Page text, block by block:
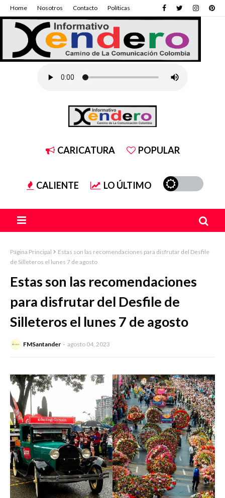
Home Nosotros Contacto Políticas
CARICATURA POPULAR
CALIENTE LO ÚLTIMO
Página Principal
Estas son las recomendaciones para disfrutar del Desfile
de Silleteros el lunes 7 de agosto
Estas son las recomendaciones
para disfrutar del Desfile de
Silleteros el lunes 7 de agosto
FMSantander agosto 04, 2023